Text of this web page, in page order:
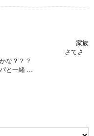
族
姿～ さてさ
な？？？
緒 …